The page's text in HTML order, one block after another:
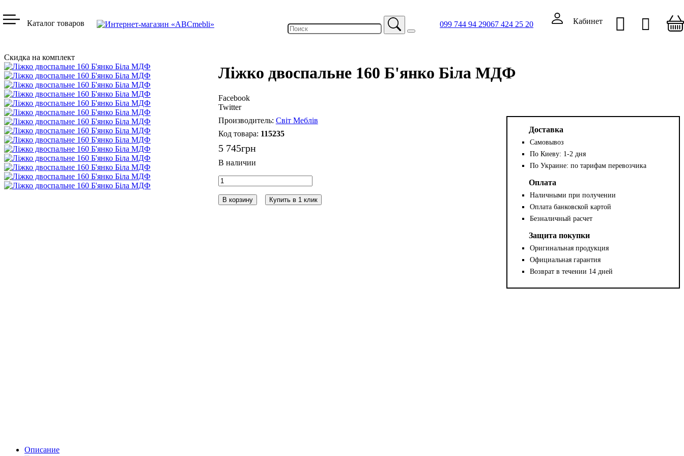
Скидка на комплект
Ліжко двоспальне 160 Б'янко Біла МДФ
Facebook
Twitter
Світ Меблів
115235
5 745грн
В корзину Купить в 1 клик
Доставка
Самовывоз
По Киеву: 1-2 дня
По Украине: по тарифам перевозчика
Оплата
Наличными при получении
Оплата банковской картой
Безналичный расчет
Защита покупки
Оригинальная продукция
Официальная гарантия
Возврат в течении 14 дней
Описание
Каталог товаров 099 744 94 29067 424 25 20 Кабинет